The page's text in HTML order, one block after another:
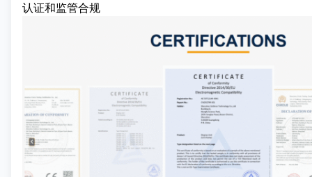
认证和监管合规